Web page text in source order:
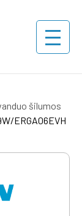
šilumos
ERGA06EVH